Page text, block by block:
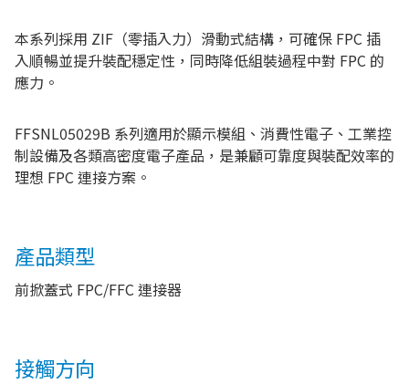
本系列採用 ZIF（零插入力）滑動式結構，可確保 FPC 插
入順暢並提升裝配穩定性，同時降低組裝過程中對 FPC 的
應力。
FFSNL05029B 系列適用於顯示模組、消費性電子、工業控
制設備及各類高密度電子產品，是兼顧可靠度與裝配效率的
理想 FPC 連接方案。
產品類型
前掀蓋式 FPC/FFC 連接器
接觸方向